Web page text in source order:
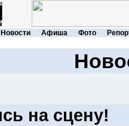
Афиша Фото
на сцену!